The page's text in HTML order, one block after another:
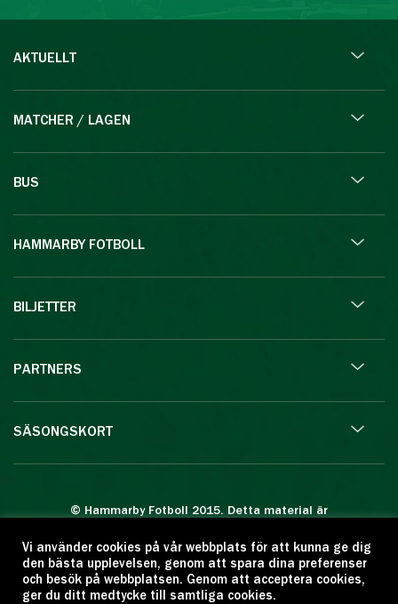
AKTUELLT
MATCHER / LAGEN
BUS
HAMMARBY FOTBOLL
BILJETTER
PARTNERS
SÄSONGSKORT
© Hammarby Fotboll 2015. Detta material är
Eftertryck eller annan kopiering är förbjuden.
Citera oss gärna men ange källan:
www.hammarbyfotboll.se. Ansvarig utgivare:
Vi använder cookies på vår webbplats för att kunna ge dig
den bästa upplevelsen, genom att spara dina preferenser
och besök på webbplatsen. Genom att acceptera cookies,
ger du ditt medtycke till samtliga cookies.